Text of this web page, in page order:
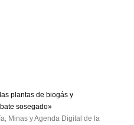
plantas de biogás y
sosegado»
Minas y Agenda Digital de la